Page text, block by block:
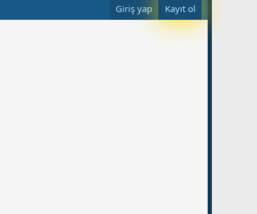
Giriş yap Kayıt ol